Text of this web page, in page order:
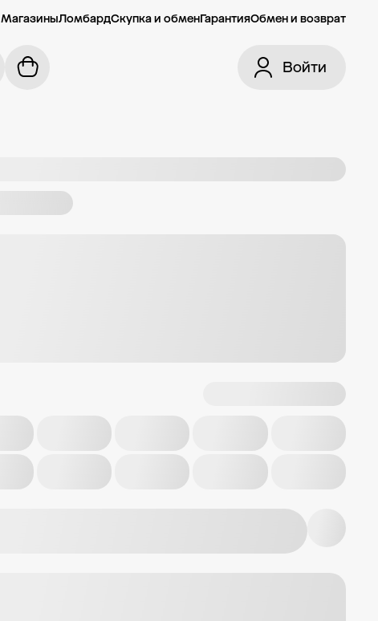
МагазиныЛомбардСкупка и обменГарантияОбмен и возврат
Войти